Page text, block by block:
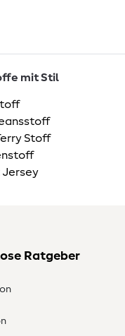
mit Stil
Stoff
Jersey
Ratgeber